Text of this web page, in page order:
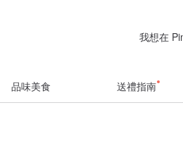
我想在
品味美食 送禮指南